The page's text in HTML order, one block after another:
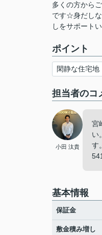
多くの方から
です☆身だし
しをサポート
ポイント
閑静な住宅地
担当者のコ
小田 汰貴
宮
い
す
基本情報
保証金
敷金積み増し